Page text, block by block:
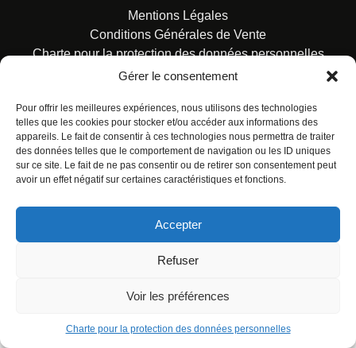
Gérer le consentement
Pour offrir les meilleures expériences, nous utilisons des technologies
telles que les cookies pour stocker et/ou accéder aux informations des
appareils. Le fait de consentir à ces technologies nous permettra de traiter
des données telles que le comportement de navigation ou les ID uniques
sur ce site. Le fait de ne pas consentir ou de retirer son consentement peut
avoir un effet négatif sur certaines caractéristiques et fonctions.
Accepter
Refuser
Voir les préférences
Charte pour la protection des données personnelles
Mentions Légales
Conditions Générales de Vente
Charte pour la protection des données personnelles
© ALL RIGHTS RESERVED. URBAN COMICS POUR LES
ÉDITIONS FRANÇAISES.